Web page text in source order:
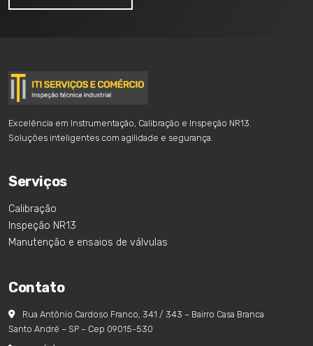
Excelência em Instrumentação, Calibração e Inspeção NR13.
Soluções inteligentes com agilidade e segurança.
Serviços
Calibração
Inspeção NR13
Manutenção e ensaios de válvulas
Contato
Rua Antônio Cardoso Franco, 341 / 343 – Bairro Casa Branca
Santo André – SP – Cep 09015-530